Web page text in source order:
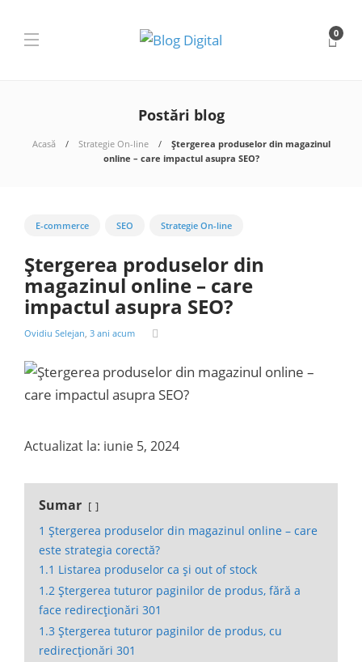
0
Postări blog
Acasă Strategie On-line
Ștergerea produselor din magazinul
online – care impactul asupra SEO?
E-commerce SEO Strategie On-line
Ștergerea produselor din
magazinul online – care
impactul asupra SEO?
Ovidiu Selejan, 3 ani acum
Actualizat la: iunie 5, 2024
Sumar
1 Ștergerea produselor din magazinul online – care
este strategia corectă?
1.1 Listarea produselor ca și out of stock
1.2 Ștergerea tuturor paginilor de produs, fără a
face redirecționări 301
1.3 Ștergerea tuturor paginilor de produs, cu
redirecționări 301